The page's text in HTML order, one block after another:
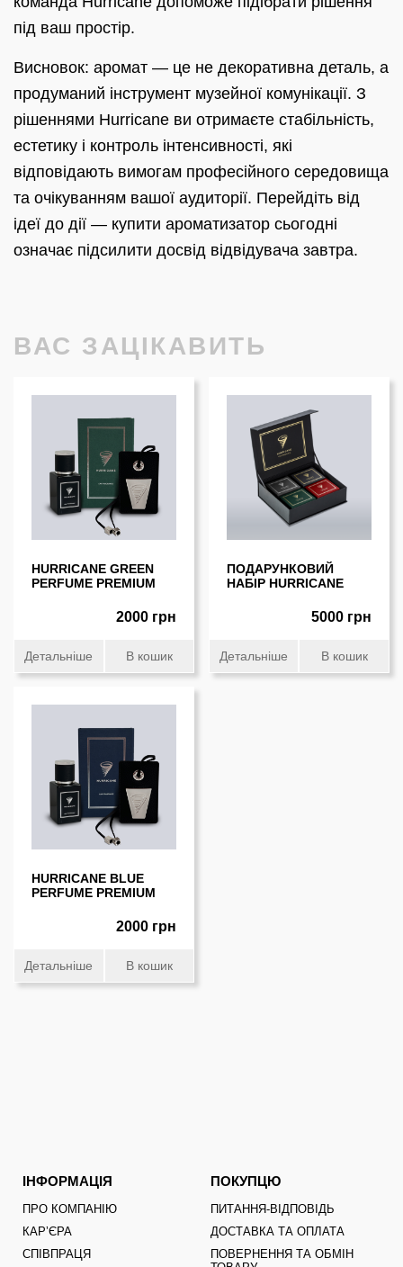
під ваш простір.
Висновок: аромат — це не декоративна деталь, а
продуманий інструмент музейної комунікації. З
рішеннями Hurricane ви отримаєте стабільність,
естетику і контроль інтенсивності, які
відповідають вимогам професійного середовища
та очікуванням вашої аудиторії. Перейдіть від
ідеї до дії — купити ароматизатор сьогодні
означає підсилити досвід відвідувача завтра.
ВАС ЗАЦІКАВИТЬ
HURRICANE GREEN
PERFUME PREMIUM
2000 грн
Детальніше В кошик
ПОДАРУНКОВИЙ
НАБІР HURRICANE
5000 грн
Детальніше В кошик
HURRICANE BLUE
PERFUME PREMIUM
2000 грн
Детальніше В кошик
ІНФОРМАЦІЯ
ПРО КОМПАНІЮ
КАРʼЄРА
СПІВПРАЦЯ
ПОКУПЦЮ
ПИТАННЯ-ВІДПОВІДЬ
ДОСТАВКА ТА ОПЛАТА
ПОВЕРНЕННЯ ТА ОБМІН